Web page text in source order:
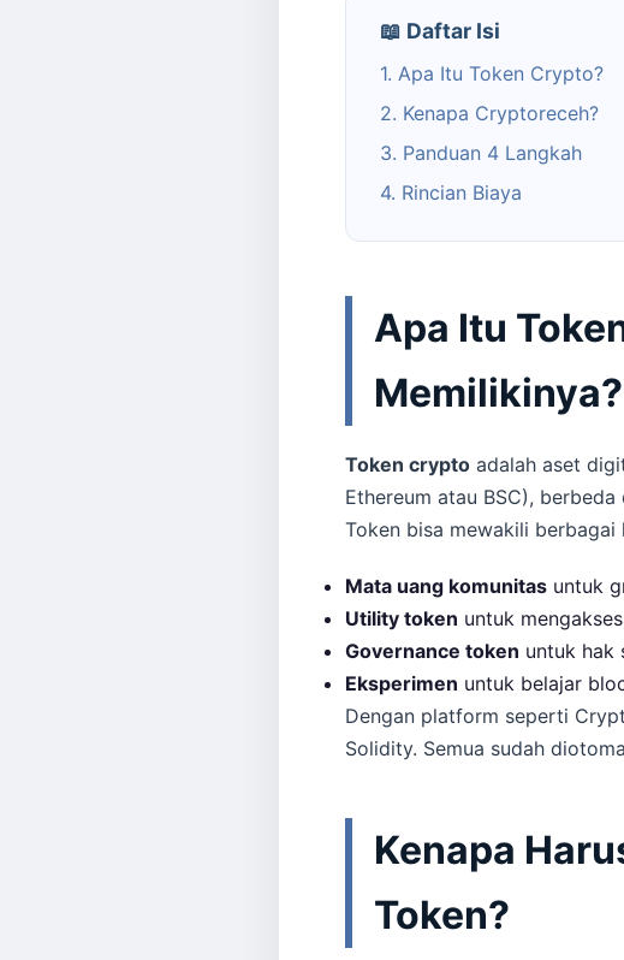
📖 Daftar Isi
1. Apa Itu Token Crypto?
2. Kenapa Cryptoreceh?
3. Panduan 4 Langkah
4. Rincian Biaya
Apa Itu
Memilikinya?
Token crypto adalah aset
Ethereum atau BSC), berbeda
Token bisa mewakili berbagai
Mata uang komunitas untuk
Utility token untuk
Governance token untuk hak
Eksperimen untuk belajar
Dengan platform seperti
Solidity. Semua sudah
Kenapa
Token?